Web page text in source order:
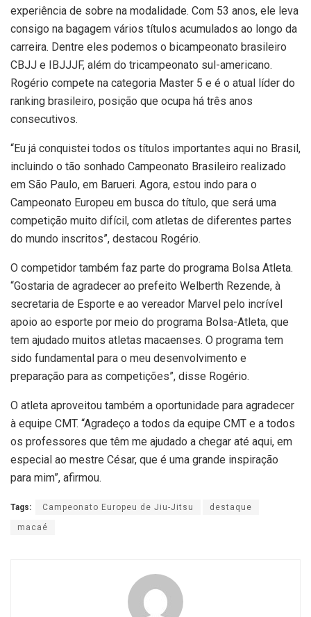
experiência de sobre na modalidade. Com 53 anos, ele leva
consigo na bagagem vários títulos acumulados ao longo da
carreira. Dentre eles podemos o bicampeonato brasileiro
CBJJ e IBJJJF, além do tricampeonato sul-americano.
Rogério compete na categoria Master 5 e é o atual líder do
ranking brasileiro, posição que ocupa há três anos
consecutivos.
“Eu já conquistei todos os títulos importantes aqui no Brasil,
incluindo o tão sonhado Campeonato Brasileiro realizado
em São Paulo, em Barueri. Agora, estou indo para o
Campeonato Europeu em busca do título, que será uma
competição muito difícil, com atletas de diferentes partes
do mundo inscritos”, destacou Rogério.
O competidor também faz parte do programa Bolsa Atleta.
“Gostaria de agradecer ao prefeito Welberth Rezende, à
secretaria de Esporte e ao vereador Marvel pelo incrível
apoio ao esporte por meio do programa Bolsa-Atleta, que
tem ajudado muitos atletas macaenses. O programa tem
sido fundamental para o meu desenvolvimento e
preparação para as competições”, disse Rogério.
O atleta aproveitou também a oportunidade para agradecer
à equipe CMT. “Agradeço a todos da equipe CMT e a todos
os professores que têm me ajudado a chegar até aqui, em
especial ao mestre César, que é uma grande inspiração
para mim”, afirmou.
Tags: Campeonato Europeu de Jiu-Jitsu destaque
macaé